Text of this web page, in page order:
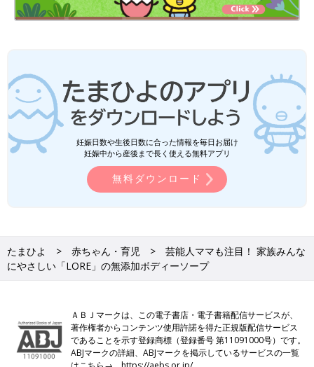
妊娠日数や生後日数に合った情報を毎日お届け
妊娠中から産後まで長く使える無料アプリ
無料ダウンロード
たまひよ 赤ちゃん・育児
芸能人ママも注目！ 家族みんな
にやさしい「LORE」の無添加ボディーソープ
ＡＢＪマークは、この電子書店・電子書籍配信サービスが、
著作権者からコンテンツ使用許諾を得た正規版配信サービス
であることを示す登録商標（登録番号 第11091000号）です。
ABJマークの詳細、ABJマークを掲示しているサービスの一覧